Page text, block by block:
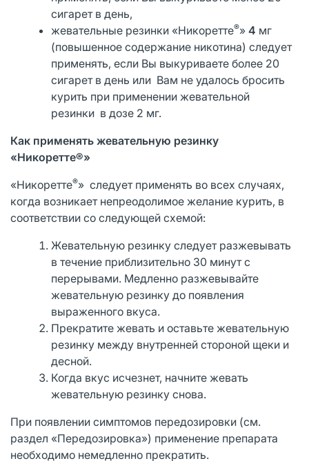
сигарет в день,
жевательные резинки «Никоретте®»4 мг
(повышенное содержание никотина) следует
применять, если Вы выкуриваете более 20
сигарет в день или Вам не удалось бросить
курить при применении жевательной
резинки в дозе 2 мг.
Как применять жевательную резинку
«Никоретте®»
«Никоретте®» следует применять во всех случаях,
когда возникает непреодолимое желание курить, в
соответствии со следующей схемой:
Жевательную резинку следует разжевывать
в течение приблизительно 30 минут с
перерывами. Медленно разжевывайте
жевательную резинку до появления
выраженного вкуса.
Прекратите жевать и оставьте жевательную
резинку между внутренней стороной щеки и
десной.
Когда вкус исчезнет, начните жевать
жевательную резинку снова.
При появлении симптомов передозировки (см.
раздел «Передозировка») применение препарата
необходимо немедленно прекратить.